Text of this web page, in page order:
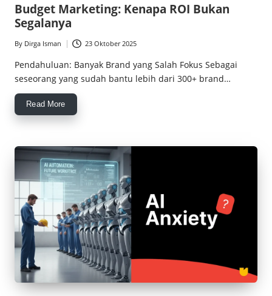
Budget Marketing: Kenapa ROI Bukan
Segalanya
Posted
by
By Dirga Isman 23 Oktober 2025
Pendahuluan: Banyak Brand yang Salah Fokus Sebagai
seseorang yang sudah bantu lebih dari 300+ brand…
Read More